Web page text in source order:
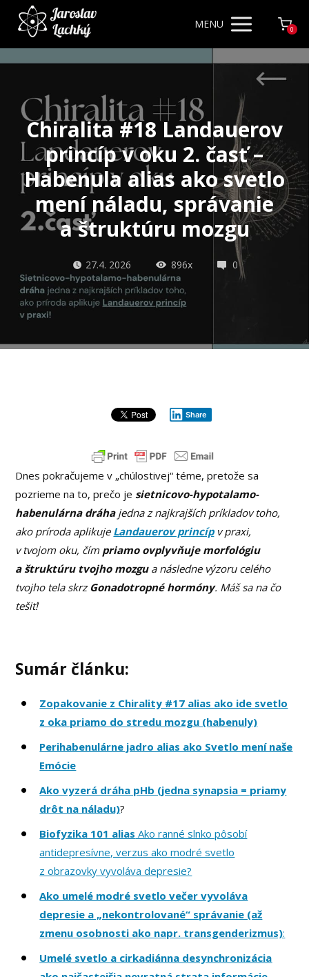
MENU 0
Chiralita #18 Landauerov
princíp v oku 2. časť –
Habenula alias ako svetlo
mení náladu, správanie
a štruktúru mozgu
27.4. 2026 896x 0
Share
Dnes pokračujeme v „chúlostivej“ téme, pretože sa
pozrieme na to, prečo je sietnicovo-hypotalamo-
habenulárna dráhajedna z najkrajších príkladov toho,
ako príroda aplikuje Landauerov princípv praxi,
v tvojom oku, čím priamo ovplyvňuje morfológiu
a štruktúru tvojho mozgua následne výzoru celého
tvojho tela skrz Gonadotropné hormóny. Máš sa na čo
tešiť!
Sumár článku:
Zopakovanie z Chirality #17 alias ako ide svetlo
z oka priamo do stredu mozgu (habenuly)
Perihabenulárne jadro alias ako Svetlo mení naše
Emócie
Ako vyzerá dráha pHb (jedna synapsia = priamy
drôt na náladu)?
Biofyzika 101 alias Ako ranné slnko pôsobí
antidepresívne, verzus ako modré svetlo
z obrazovky vyvoláva depresie?
Ako umelé modré svetlo večer vyvoláva
depresie a „nekontrolované“ správanie (až
zmenu osobnosti ako napr. transgenderizmus):
Umelé svetlo a cirkadiánna desynchronizácia